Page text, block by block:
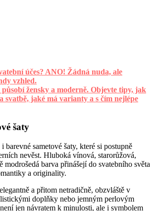
účes? ANO! Žádná nuda, ale
vzhled.
žensky a moderně. Objevte tipy, jak
svatbě, jaké má varianty a s čím nejlépe
šaty
sametové šaty, které si postupně
nevěst. Hluboká vínová, starorůžová,
modrošedá barva přinášejí do svatebního světa
a originality.
a přitom netradičně, obzvláště v
doplňky nebo jemným perlovým
jen návratem k minulosti, ale i symbolem